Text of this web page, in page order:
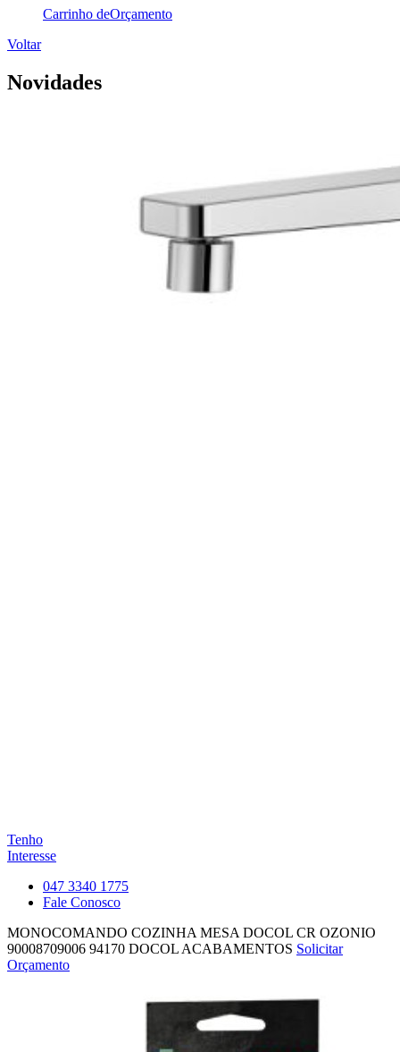
Carrinho deOrçamento
Voltar
Novidades
Tenho
Interesse
047 3340 1775
Fale Conosco
MONOCOMANDO COZINHA MESA DOCOL CR OZONIO
90008709006 94170 DOCOL ACABAMENTOS Solicitar
Orçamento